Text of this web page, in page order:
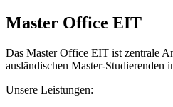
Master Office EIT
Das Master Office EIT ist zentrale
ausländischen Master-Studierenden
Unsere Leistungen: